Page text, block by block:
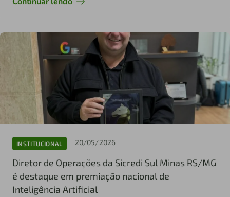
INSTITUCIONAL 20/05/2026
Diretor de Operações da Sicredi Sul Minas RS/MG
é destaque em premiação nacional de
Inteligência Artificial